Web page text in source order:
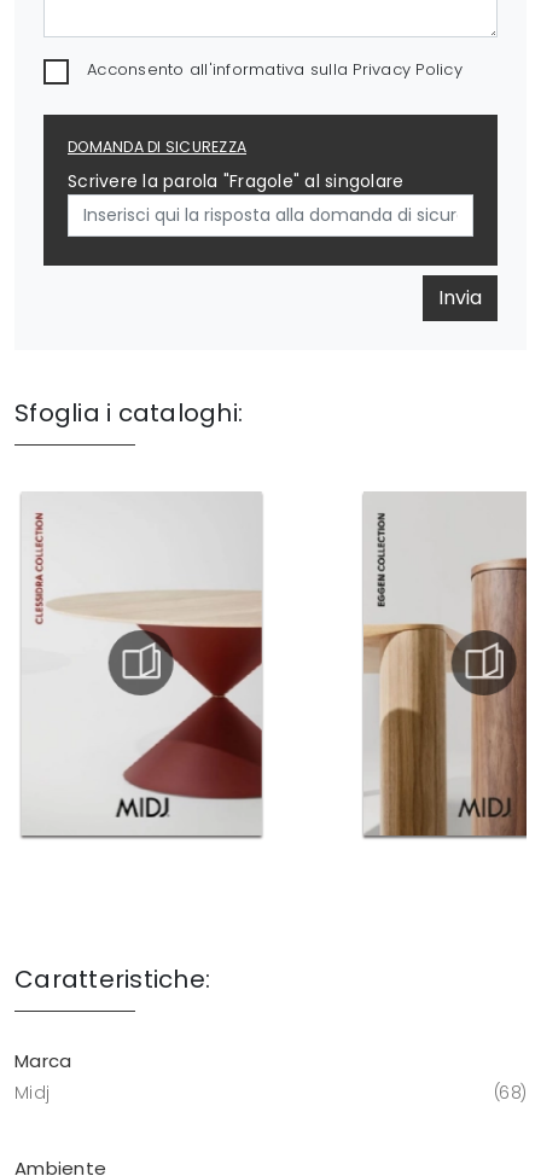
Acconsento all'informativa sulla Privacy Policy
DOMANDA DI SICUREZZA
Scrivere la parola "Fragole" al singolare
Invia
Sfoglia i cataloghi:
Caratteristiche:
Marca
Midj 68
Ambiente